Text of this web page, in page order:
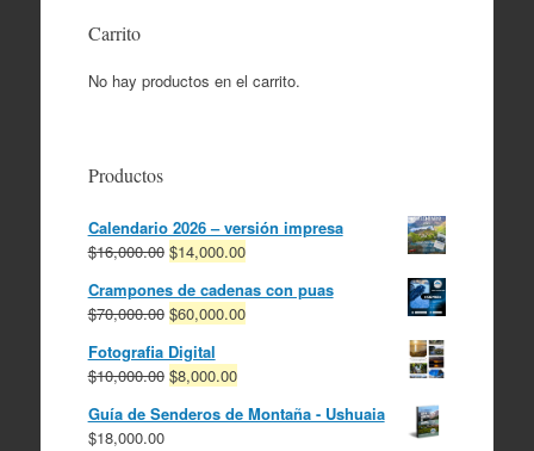
Carrito
No hay productos en el carrito.
Productos
Calendario 2026 – versión impresa
$16,000.00 El
original
era:
$16,000.00.
$14,000.00El
actual
es:
Crampones de cadenas con puas
$70,000.00 El
original
era:
$70,000.00.
$60,000.00El
$60,000.00.
Fotografia Digital
$10,000.00 El
original
$8,000.00El
actual
Guía de Senderos de Montaña - Ushuaia
$18,000.00